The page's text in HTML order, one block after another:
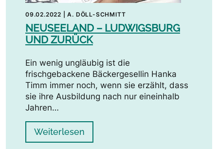
09.02.2022 |A. DÖLL-SCHMITT
NEUSEELAND – LUDWIGSBURG
UND ZURÜCK
Ein wenig ungläubig ist die
frischgebackene Bäckergesellin Hanka
Timm immer noch, wenn sie erzählt, dass
sie ihre Ausbildung nach nur eineinhalb
Jahren…
Weiterlesen